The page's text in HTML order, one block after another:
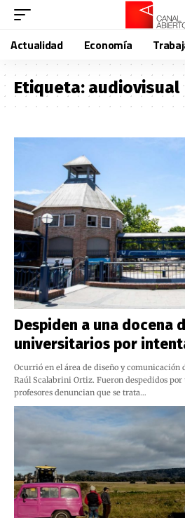
Actualidad Economía
Etiqueta:audiovisual
Despiden a una docena
universitarios por
Ocurrió en el área de diseño y comunicación
Raúl Scalabrini Ortiz. Fueron despedidos por
profesores denuncian que se trata…